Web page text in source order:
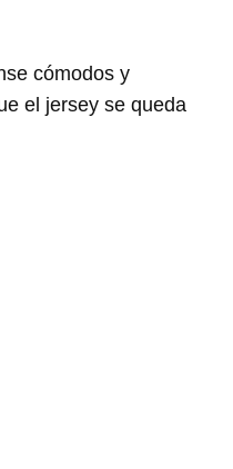
cómodos y
el jersey se queda